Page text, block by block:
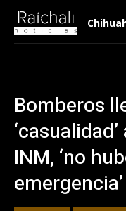
Bomberos
INM, ‘no
emergencia’